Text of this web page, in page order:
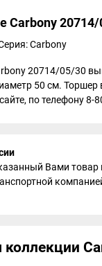
Carbony
Carbony
20714/05/30
50 см.
по телефону
Вами товар
коллекции